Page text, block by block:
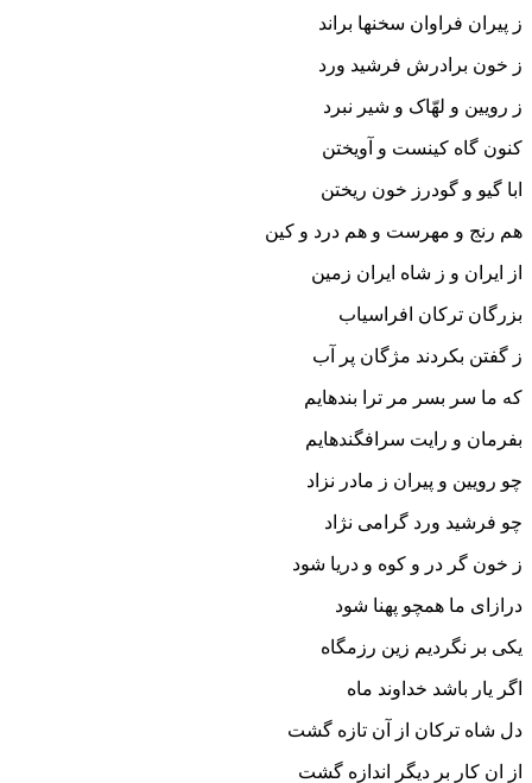
ز پیران فراوان سخنها براند
ز خون برادرش فرشید ورد
ز رویین و لهّاک و شیر نبرد
کنون گاه کینست و آویختن
ابا گیو و گودرز خون ریختن‏
هم رنج و مهرست و هم درد و کین
از ایران و ز شاه ایران زمین‏
بزرگان ترکان افراسیاب
ز گفتن بکردند مژگان پر آب‏
که ما سر بسر مر ترا بنده‏ایم
بفرمان و رایت سرافگنده‏ایم‏
چو رویین و پیران ز مادر نزاد
چو فرشید ورد گرامى نژاد
ز خون گر در و کوه و دریا شود
درازاى ما همچو پهنا شود
یکى بر نگردیم زین رزمگاه
اگر یار باشد خداوند ماه‏
دل شاه ترکان از آن تازه گشت
از ان کار بر دیگر اندازه گشت‏